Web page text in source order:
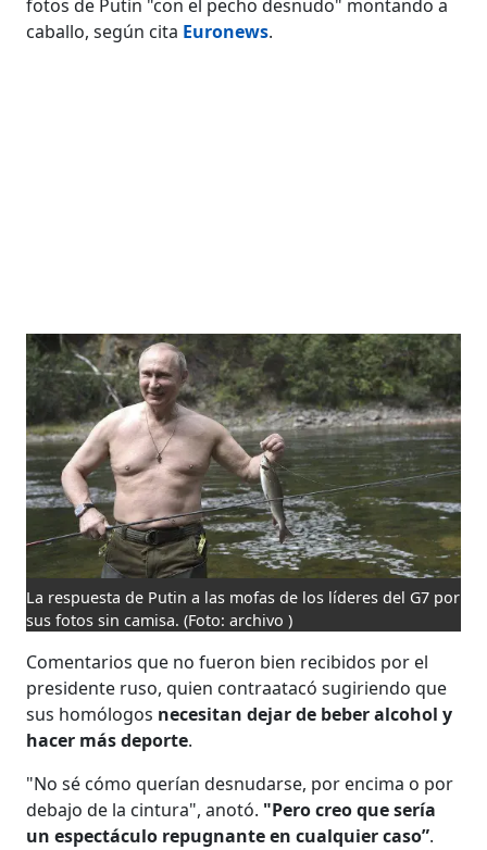
fotos de Putin "con el pecho desnudo" montando a
caballo, según cita Euronews.
La respuesta de Putin a las mofas de los líderes del G7 por
sus fotos sin camisa.(Foto: archivo )
Comentarios que no fueron bien recibidos por el
presidente ruso, quien contraatacó sugiriendo que
sus homólogos necesitan dejar de beber alcohol y
hacer más deporte.
"No sé cómo querían desnudarse, por encima o por
debajo de la cintura", anotó. "Pero creo que sería
un espectáculo repugnante en cualquier caso”.